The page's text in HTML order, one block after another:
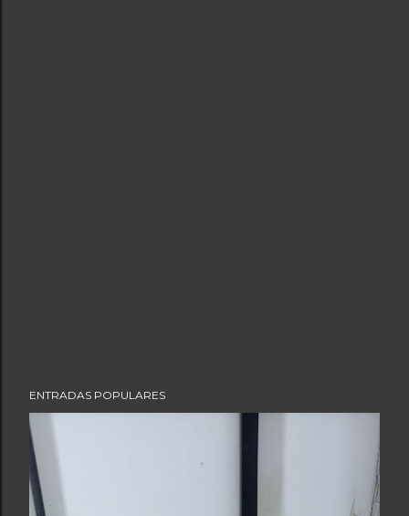
ENTRADAS POPULARES